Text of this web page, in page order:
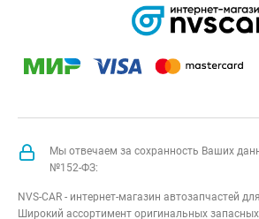
Мы отвечаем за сохранность Ваших
№152-ФЗ:
NVS-CAR - интернет-магазин автозапчастей
Широкий ассортимент оригинальных